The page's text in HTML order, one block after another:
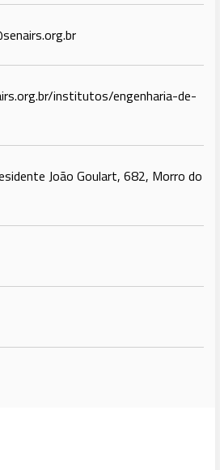
institutos/engenharia-de-
João Goulart, 682, Morro do